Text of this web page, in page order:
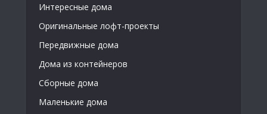
Интересные дома
Оригинальные лофт-проекты
Передвижные дома
Дома из контейнеров
Сборные дома
Маленькие дома